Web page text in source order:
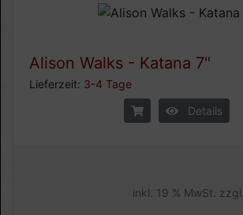
Alison Walks - Katana 7"
Lieferzeit: 3-4 Tage
Details
inkl. 19 % MwSt. zzgl.